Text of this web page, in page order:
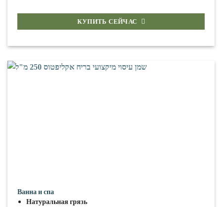
КУПИТЬ СЕЙЧАС
Ванна и спа
Натуральная грязь